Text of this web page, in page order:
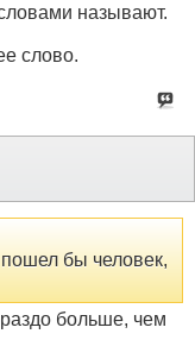
называют.
слово.
бы человек,
больше, чем